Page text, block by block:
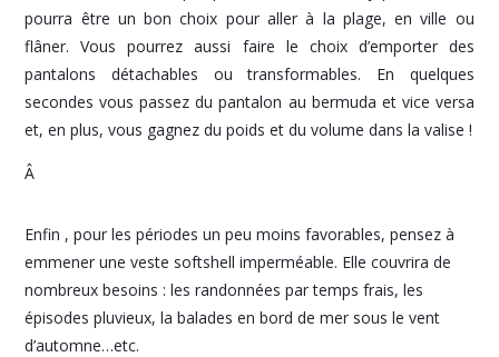
pourra être un bon choix pour aller à la plage, en ville ou
flâner. Vous pourrez aussi faire le choix d’emporter des
pantalons détachables ou transformables. En quelques
secondes vous passez du pantalon au bermuda et vice versa
et, en plus, vous gagnez du poids et du volume dans la valise !
Â
Enfin , pour les périodes un peu moins favorables, pensez à
emmener une veste softshell imperméable. Elle couvrira de
nombreux besoins : les randonnées par temps frais, les
épisodes pluvieux, la balades en bord de mer sous le vent
d’automne…etc.